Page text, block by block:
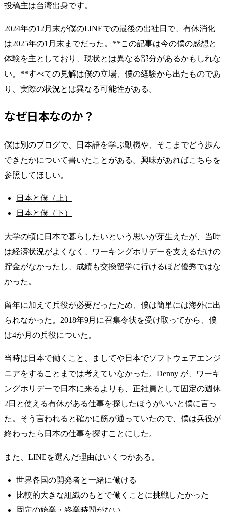
投稿主は台湾出身です。
2024年の12月末が僕のLINEでの最後の出社日で、有休消化
は2025年の1月末までだった。**この記事は今の僕の感想と
体験を主としており、現状とは異なる部分があるかもしれな
い。**すべての見解は僕の立場、僕の経験から出たものであ
り、実際の状況とは異なる可能性がある。
なぜ日本なのか？
僕は別のブログで、日本語を学ぶ動機や、そこまでどう歩ん
できたかについて書いたことがある。興味があればこちらを
参照してほしい。
日本と僕（上）
日本と僕（下）
大学の頃に日本で暮らしたいという思いが芽生えたが、当時
は経済状況がよくなく、ワーキングホリデーを支えるだけの
貯金がなかったし、成績も交換留学に行けるほど優秀ではな
かった。
留年に加えて兵役が必要だったため、僕は簡単には海外に出
られなかった。2018年9月に召集令状を受け取ってから、僕
は4か月の兵役についた。
当時は日本で働くこと、ましてや日本でソフトウェアエンジ
ニアをすることまでは考えていなかった。Denny が、ワーキ
ングホリデーで日本に来るよりも、正社員として固定の週休
2日と使える有休がある仕事を探したほうがいいと僕に言っ
た。そう言われると確かに筋が通っていたので、僕は兵役が
終わったら日本の仕事を探すことにした。
また、LINEを選んだ理由はいくつかある。
世界各国の開発者と一緒に働ける
比較的大きな組織のもとで働くことに挑戦したかった
固定の始業・終業時間がない